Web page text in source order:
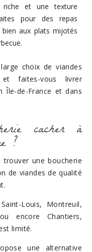
et une texture
pour des repas
aux plats mijotés
choix de viandes
faites-vous livrer
Île-de-France et dans
cacher à
?
une boucherie
de viandes de qualité
Louis, Montreuil,
encore Chantiers,
limité.
une alternative